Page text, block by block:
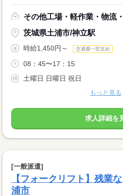
その他工場・軽作業・物流
茨城県土浦市/神立駅
時給1,450円～ 交通費一部支給
08：45〜17：15
土曜日 日曜日 祝日
もっと見る
求人詳細を
[一般派遣]
【フォークリフト】残業
浦市